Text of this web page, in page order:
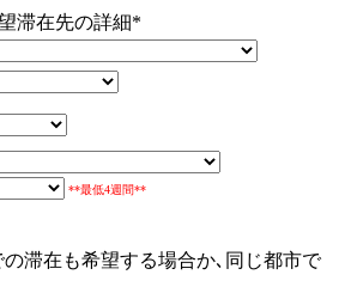
滞在先の詳細*
**最低4週間**
滞在も希望する場合か､同じ都市で